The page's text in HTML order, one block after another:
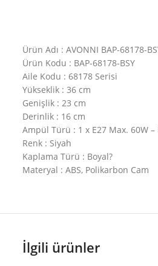
Ürün Adı : AVONNI BAP-68178-
Ürün Kodu : BAP-68178-BSY
Aile Kodu : 68178 Serisi
Yükseklik : 36 cm
Genişlik : 23 cm
Derinlik : 16 cm
Ampül Türü : 1 x E27 Max. 60W –
Renk : Siyah
Kaplama Türü : Boyal?
Materyal : ABS, Polikarbon Cam
İlgili ürünler